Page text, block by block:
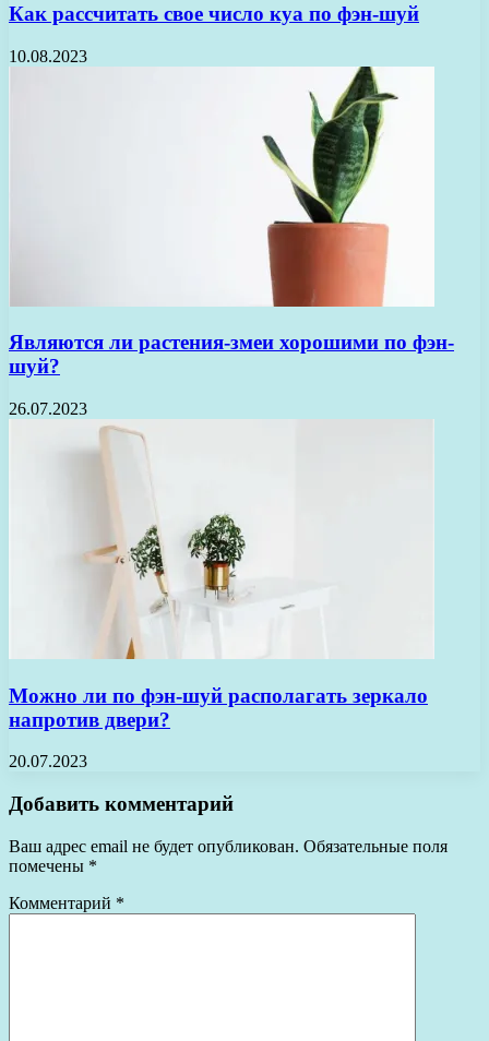
Как рассчитать свое число куа по фэн-шуй
10.08.2023
Являются ли растения-змеи хорошими по фэн-
шуй?
26.07.2023
Можно ли по фэн-шуй располагать зеркало
напротив двери?
20.07.2023
Добавить комментарий
Ваш адрес email не будет опубликован. Обязательные поля
помечены *
Комментарий *